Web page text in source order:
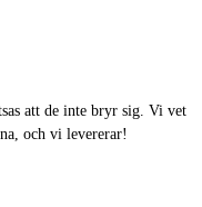
att de inte bryr sig. Vi vet
och vi levererar!